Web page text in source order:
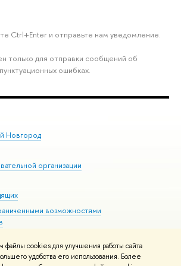
файлы cookies для улучшения работы сайта
удобства его использования. Более
Ctrl+Enter и отправьте нам уведомление.
только для отправки сообщений об
ошибках.
Новгород
организации
возможностями